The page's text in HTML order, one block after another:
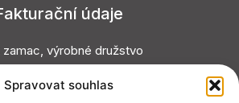
Spravovat souhlas
údaje
zamac, výrobné družstvo
DIČ: 2023800273